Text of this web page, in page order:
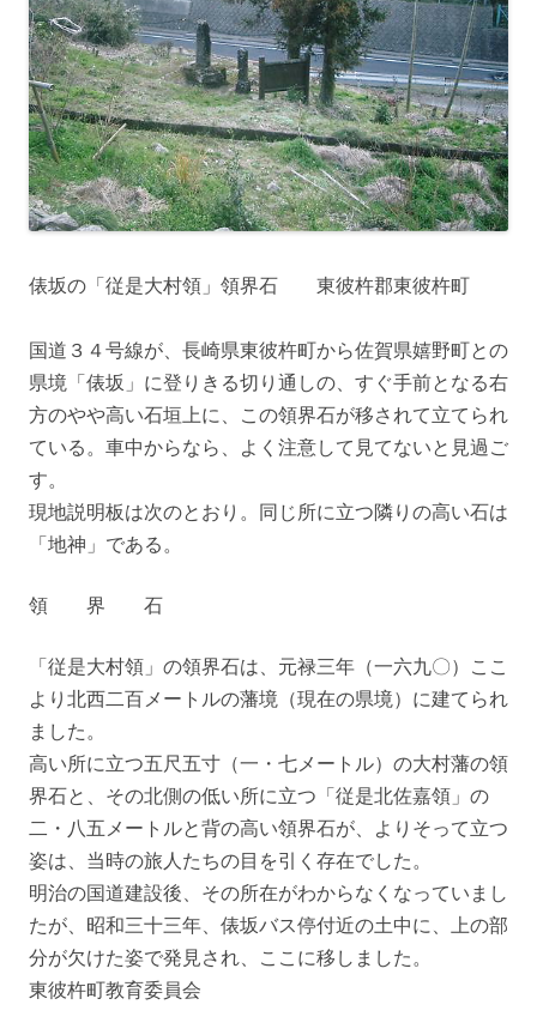
俵坂の「従是大村領」領界石 東彼杵郡東彼杵町
国道３４号線が、長崎県東彼杵町から佐賀県嬉野町との
県境「俵坂」に登りきる切り通しの、すぐ手前となる右
方のやや高い石垣上に、この領界石が移されて立てられ
ている。車中からなら、よく注意して見てないと見過ご
す。
現地説明板は次のとおり。同じ所に立つ隣りの高い石は
「地神」である。
領 界 石
「従是大村領」の領界石は、元禄三年（一六九〇）ここ
より北西二百メートルの藩境（現在の県境）に建てられ
ました。
高い所に立つ五尺五寸（一・七メートル）の大村藩の領
界石と、その北側の低い所に立つ「従是北佐嘉領」の
二・八五メートルと背の高い領界石が、よりそって立つ
姿は、当時の旅人たちの目を引く存在でした。
明治の国道建設後、その所在がわからなくなっていまし
たが、昭和三十三年、俵坂バス停付近の土中に、上の部
分が欠けた姿で発見され、ここに移しました。
東彼杵町教育委員会